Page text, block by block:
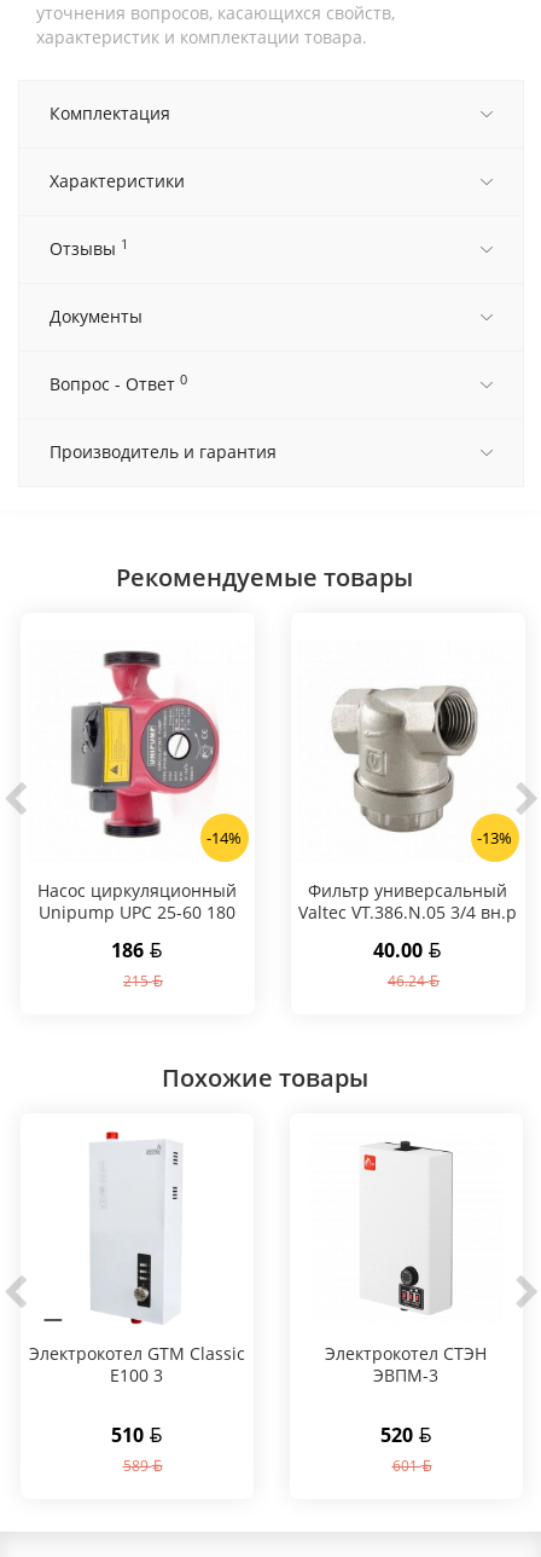
уточнения вопросов, касающихся свойств,
характеристик и комплектации товара.
Комплектация
Характеристики
Отзывы 1
Документы
Вопрос - Ответ 0
Производитель и гарантия
Рекомендуемые товары
-14%
Насос циркуляционный
Unipump UPC 25-60 180
186
215
-13%
Фильтр универсальный
Valtec VT.386.N.05 3/4 вн.р
40.00
46.24
Похожие товары
Электрокотел GTM Classic
E100 3
510
589
Электрокотел СТЭН
ЭВПМ-3
520
601